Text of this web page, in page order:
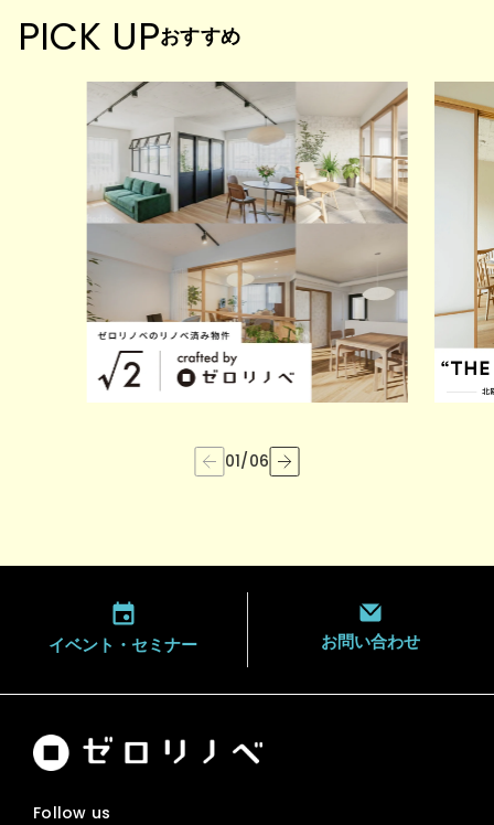
PICK UPおすすめ
01/06
イベント・ セミナー お問い合わせ
Follow us